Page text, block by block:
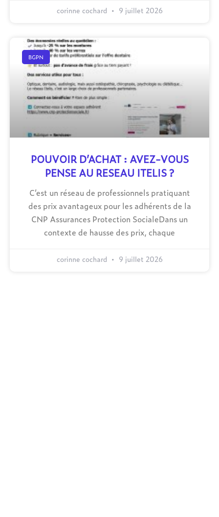
corinne cochard 9 juillet 2026
BGPN
POUVOIR D’ACHAT : AVEZ-VOUS
PENSE AU RESEAU ITELIS ?
C’est un réseau de professionnels pratiquant
des prix avantageux pour les adhérents de la
CNP Assurances Protection SocialeDans un
contexte de hausse des prix, chaque
corinne cochard 9 juillet 2026